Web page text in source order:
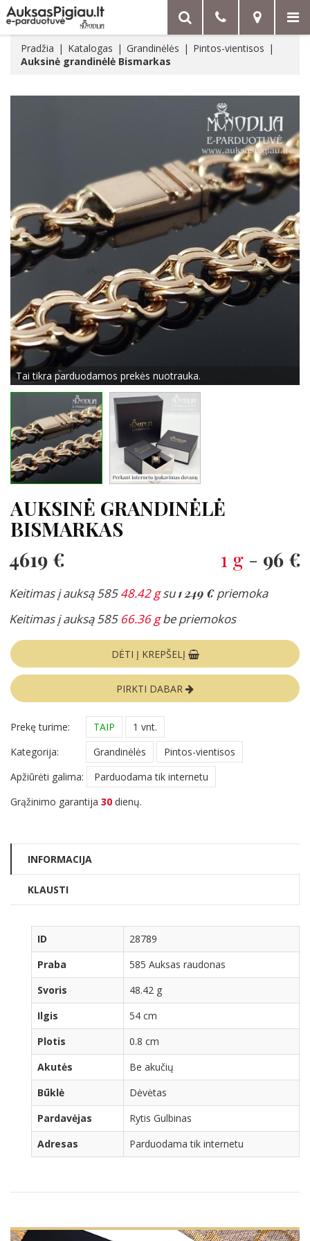
Pradžia Katalogas Grandinėlės
Pintos-vientisos
Auksinė grandinėlė Bismarkas
Tai tikra parduodamos prekės nuotrauka.
AUKSINĖ GRANDINĖLĖ
BISMARKAS
4619 €
1 g - 96 €
Keitimas į auksą 58548.42 gsu1 249 €priemoka
Keitimas į auksą 585 66.36 gbe priemokos
DĖTI Į KREPŠELĮ
PIRKTI DABAR
Prekę turime: TAIP
1 vnt.
Kategorija:
Grandinėlės
Pintos-vientisos
Apžiūrėti galima:
Parduodama tik internetu
Grąžinimo garantija 30 dienų.
INFORMACIJA
KLAUSTI
ID
28789
Praba
585 Auksas raudonas
Svoris
48.42 g
Ilgis
54 cm
Plotis
0.8 cm
Akutės
Be akučių
Būklė
Dėvėtas
Pardavėjas
Rytis Gulbinas
Adresas
Parduodama tik internetu